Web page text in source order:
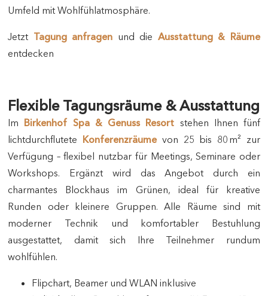
Umfeld mit Wohlfühlatmosphäre.
Jetzt Tagung anfragen und die Ausstattung & Räume
entdecken
Flexible Tagungsräume & Ausstattung
Im Birkenhof Spa & Genuss Resort stehen Ihnen fünf
lichtdurchflutete Konferenzräumevon 25 bis 80 m² zur
Verfügung – flexibel nutzbar für Meetings, Seminare oder
Workshops. Ergänzt wird das Angebot durch ein
charmantes Blockhaus im Grünen, ideal für kreative
Runden oder kleinere Gruppen. Alle Räume sind mit
moderner Technik und komfortabler Bestuhlung
ausgestattet, damit sich Ihre Teilnehmer rundum
wohlfühlen.
Flipchart, Beamer und WLAN inklusive